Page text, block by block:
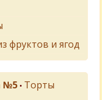
фруктов и ягод
№5 • Торты